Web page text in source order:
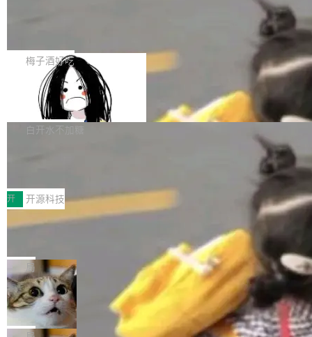
提交的编辑请求也长期处于待处理状态。 Groki
pedia 于去年底上线，定位为由人工智能生成内
容的百科平台，被马斯克视为传统众包百科网站
维基百科的替代方案。Lawfare 调查发现，无论
热门页面还是低关注度页面，均未出现近期更
是这样的：配 MessageSource 的 Bean、写 R
eloadableResourceBundleMessageSource、
声明 LocaleResolver、注册 LocaleChangeInt
erceptor…五六步之后才能看到第一行翻译文
本。 Solon 换了个方式。整个 i18n 模块围绕三
梅子酒好吃
Apache Doris 4.1 全面增强 Iceberg：
支持 UPDATE、MERGE INTO 与 Iceb
erg V3
Apache Doris 4.1 要补齐的，正是缺失的那一
半。在已有查询能力的基础上，Doris 进一步支
常维护操作，并完整支持 Iceberg V3 格式。
白开水不加糖
村国家自主创新示范区会议中心开幕。本届大会
由中关村智联软件服务业质量创新联盟主办，以
“智构可信·质创未来——AI原生时代的质量新范
式”为主题，直面AI从实验室走向规模化产业落地
的核心质量命题。会上，《2026智能研发生产力
工具选型手册》发布，Testin云测的Testin XAge
nt智能测试系统入选AI测试领域代表产品。对CI
O而言，这提示了一个转变：AI测试正在从效率
工具升级为企业的质量基础设施。 CIO面对的新
开 开源科技
让非法状态不可表示：一篇关于 ADT
有一种东西，一旦用过就回不去了。Alex Fedos
eev 管它叫"软件设计的基石"。 他说的东西不新
鲜——代数数据类型（ADT），尤其是和类型
（sum type）。但他说清楚了一件事：这不是类
型系统的学术体操，是日常编码的思维方式。 文
章从一个简单的例子切入。一个网站的深色主题
局
Cloudflare 开源内部企业 AI 平台 Clou
dflare OS
Cloudflare 发布了一个开源项目 Cloudflare O
S。如果你只看官方博客，你会觉得这是又一